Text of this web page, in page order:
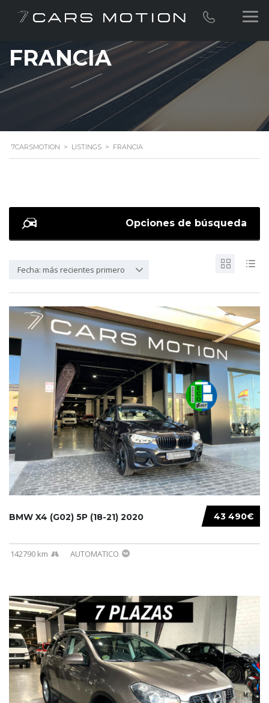
FRANCIA
7CARSMOTION > LISTINGS > FRANCIA
Opciones de búsqueda
Fecha: más recientes primero
43 490€
BMW X4 (G02) 5P (18-21) 2020
142790 km AUTOMATICO